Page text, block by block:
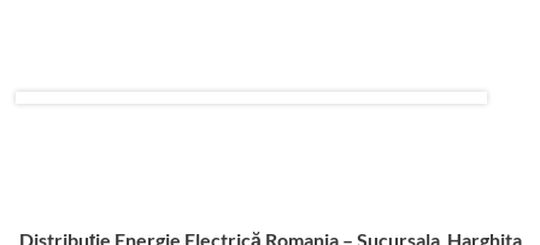
Distribuție Energie Electrică Romania – Sucursala Harghita